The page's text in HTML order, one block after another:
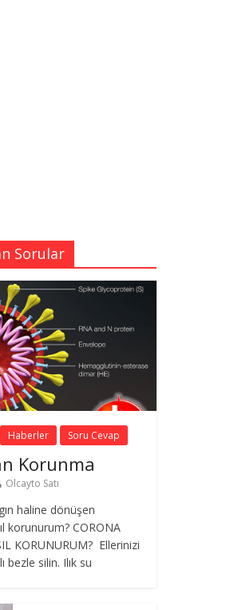
Sorular
Haberler Soru Cevap
Korunma
Olcayto Satı
haline dönüşen
korunurum? CORONA
KORUNURUM? Ellerinizi
bezle silin. Ilık su